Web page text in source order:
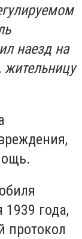
наезд на
года,
протокол